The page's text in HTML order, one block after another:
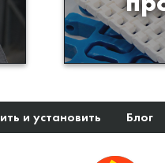
и установить Блог